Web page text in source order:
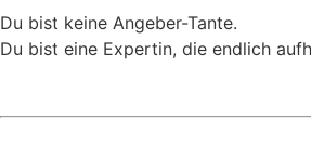
Du bist keine Angeber-Tante.
Du bist eine Expertin, die endlich